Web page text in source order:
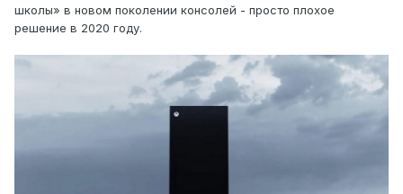
школы» в новом поколении консолей - просто плохое
решение в 2020 году.